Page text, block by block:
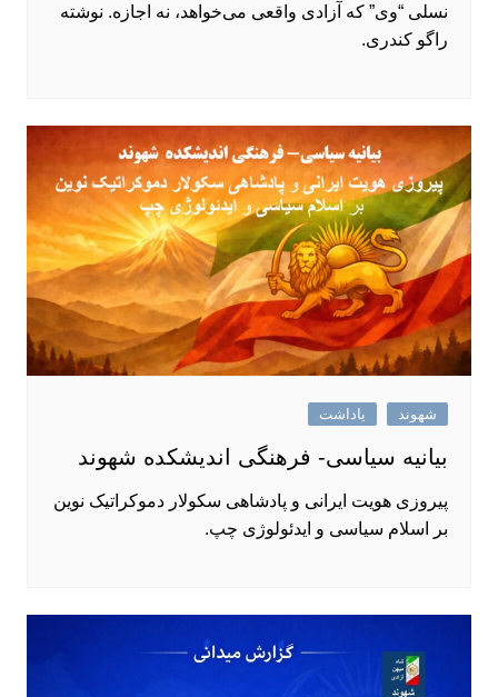
نسلی “وی” که آزادی واقعی می‌خواهد، نه اجازه. نوشته‌
راگو کندری.
شهوند یاداشت
بیانیه سیاسی- فرهنگی اندیشکده شهوند
پیروزی هویت ایرانی و پادشاهی سکولار دموکراتیک نوین
بر اسلام سیاسی و ایدئولوژی چپ.